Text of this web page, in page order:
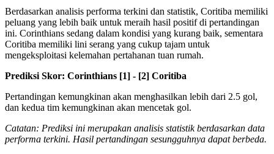
Berdasarkan analisis performa terkini dan statistik, Coritiba memiliki
peluang yang lebih baik untuk meraih hasil positif di pertandingan
ini. Corinthians sedang dalam kondisi yang kurang baik, sementara
Coritiba memiliki lini serang yang cukup tajam untuk
mengeksploitasi kelemahan pertahanan tuan rumah.
Prediksi Skor: Corinthians [1] - [2] Coritiba
Pertandingan kemungkinan akan menghasilkan lebih dari 2.5 gol,
dan kedua tim kemungkinan akan mencetak gol.
Catatan: Prediksi ini merupakan analisis statistik berdasarkan data
performa terkini. Hasil pertandingan sesungguhnya dapat berbeda.